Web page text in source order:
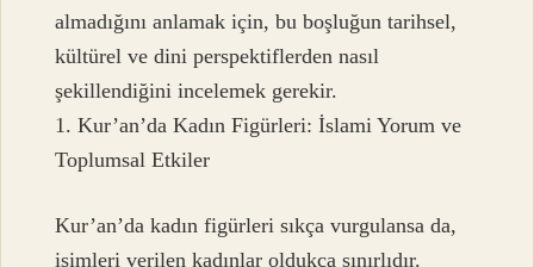
almadığını anlamak için, bu boşluğun tarihsel,
kültürel ve dini perspektiflerden nasıl
şekillendiğini incelemek gerekir.
1. Kur’an’da Kadın Figürleri: İslami Yorum ve
Toplumsal Etkiler
Kur’an’da kadın figürleri sıkça vurgulansa da,
isimleri verilen kadınlar oldukça sınırlıdır.